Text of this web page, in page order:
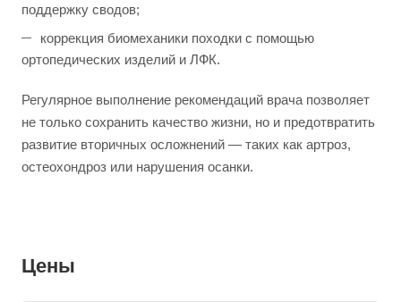
поддержку сводов;
коррекция биомеханики походки с помощью
ортопедических изделий и ЛФК.
Регулярное выполнение рекомендаций врача позволяет
не только сохранить качество жизни, но и предотвратить
развитие вторичных осложнений — таких как артроз,
остеохондроз или нарушения осанки.
Цены